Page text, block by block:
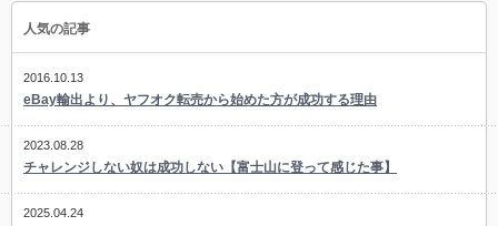
人気の記事
2016.10.13
eBay輸出より、ヤフオク転売から始めた方が成功する理由
2023.08.28
チャレンジしない奴は成功しない【富士山に登って感じた事】
2025.04.24